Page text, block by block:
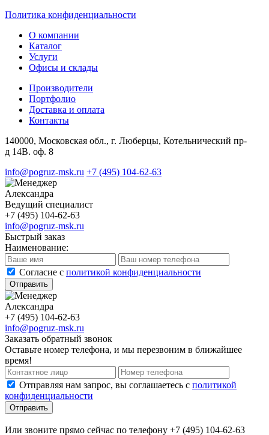
Политика конфиденциальности
О компании
Каталог
Услуги
Офисы и склады
Производители
Портфолио
Доставка и оплата
Контакты
140000, Московская обл., г. Люберцы, Котельнический пр-
д 14В. оф. 8
info@pogruz-msk.ru +7 (495) 104-62-63
Александра
Ведущий специалист
+7 (495) 104-62-63
info@pogruz-msk.ru
Быстрый заказ
Наименование:
Cогласие с политикой конфиденциальности
Отправить
Александра
+7 (495) 104-62-63
info@pogruz-msk.ru
Заказать обратный звонок
Оставьте номер телефона, и мы перезвоним в ближайшее
время!
Отправляя нам запрос, вы соглашаетесь с политикой
конфиденциальности
Отправить
Или звоните прямо сейчас по телефону +7 (495) 104-62-63